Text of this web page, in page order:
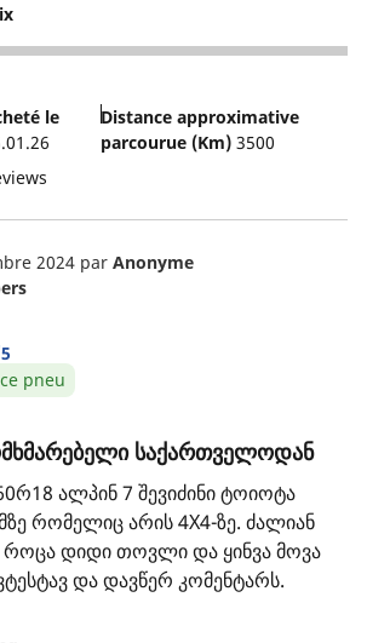
le
Distance approximative
parcourue (Km)3500
2024 par Anonyme
pneu
საქართველოდან
ალპინ 7 შევიძინი ტოიოტა
რომელიც არის 4X4-ზე. ძალიან
დიდი თოვლი და ყინვა მოვა
და დავწერ კომენტარს.